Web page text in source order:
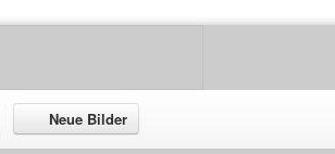
Neue Bilder